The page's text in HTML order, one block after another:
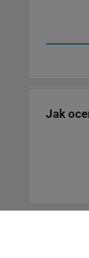
Jak